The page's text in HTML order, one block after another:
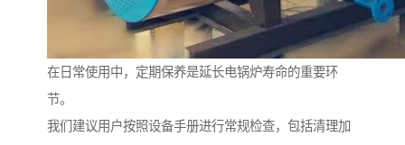
在日常使用中，定期保养是延长电锅炉寿命的重要环
节。
我们建议用户按照设备手册进行常规检查，包括清理加